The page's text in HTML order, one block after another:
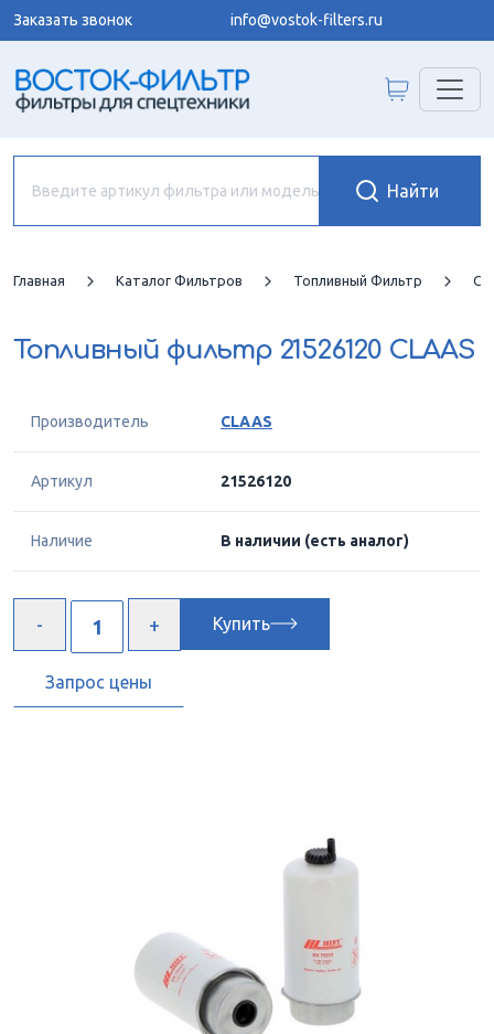
Заказать звонок info@vostok-filters.ru
Главная Каталог Фильтров Топливный Фильтр
Топливный фильтр 21526120 CLAAS
Производитель CLAAS
Артикул 21526120
Наличие В наличии (есть аналог)
Купить
Запрос цены